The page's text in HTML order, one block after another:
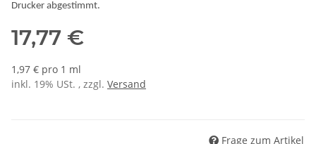
Drucker abgestimmt.
17,77 €
1,97 € pro 1 ml
inkl. 19% USt. , zzgl. Versand
Frage zum Artikel